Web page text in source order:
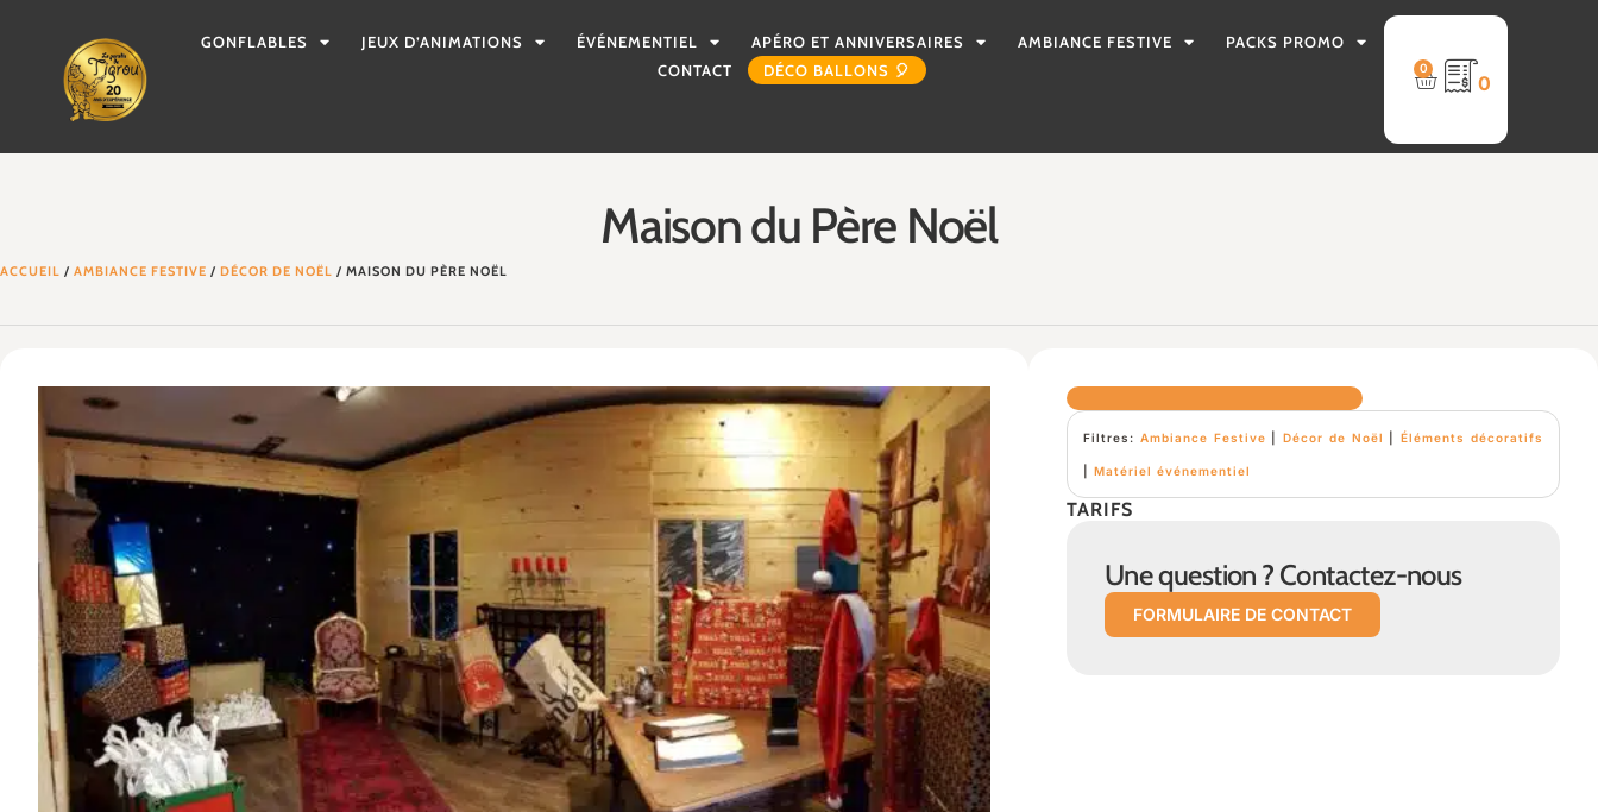
GONFLABLES JEUX D’ANIMATIONS ÉVÉNEMENTIEL APÉRO ET ANNIVERSAIRES AMBIANCE FESTIVE
PACKS PROMO
CONTACT
DÉCO BALLONS 🎈 0
0
Maison du Père Noël
ACCUEIL / AMBIANCE FESTIVE / DÉCOR DE NOËL / MAISON DU PÈRE NOËL
Filtres: Ambiance Festive |Décor de Noël |Éléments décoratifs
|Matériel événementiel
TARIFS
Une question ? Contactez-nous
FORMULAIRE DE CONTACT